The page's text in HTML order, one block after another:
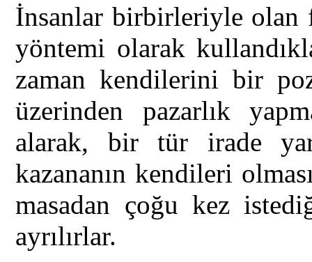
İnsanlar birbirleriyle olan
yöntemi olarak
zaman kendilerini bir
üzerinden pazarlık
alarak, bir tür irade
kazananın kendileri
masadan çoğu kez
ayrılırlar.